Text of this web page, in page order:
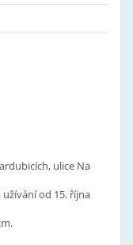
ulice Na
od 15. října